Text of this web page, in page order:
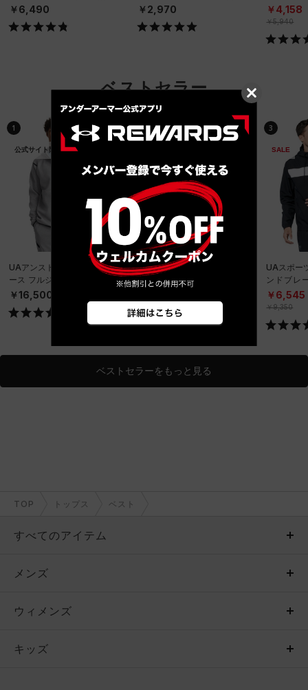
（ライフスタイル/UNISE
￥6,490
ダーウェア（トレーニン
グ/MEN）
￥2,970
ーニング/
￥4,158
￥5,940
ベストセラー
1
公式サイト限定
UAアンストッパブル フリ
ース フルジップ フーディ
ー（トレーニング/MEN）
￥16,500
2
UAチャレンジャー トラッ
クジャケット（サッカー/
￥6,050
3
SALE
UAスポー
ンドブレ
ニング/
￥6,545
￥9,350
ベストセラーをもっと見る
TOP トップス ベスト
すべてのアイテム
メンズ
ウィメンズ
キッズ
メンズ
トップス
ボトムス
ウィメンズ
トップス
キッズ